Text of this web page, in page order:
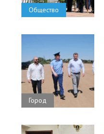
Общество
Город